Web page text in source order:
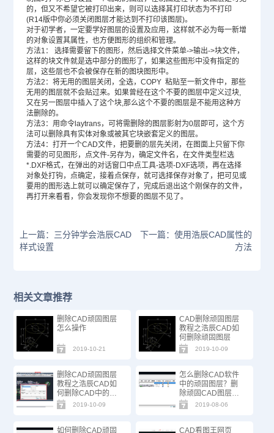
的，但又不希望它被打印出来，则可以选择其打印状态为不打印
(R14版中你必须关闭图层才能达到不打印该图层)。
对于初学者，一定要学好图层的设置及应用，这样就不必为每一新增
的对象设置其属性，也方便图形的组织和管理。
方法1： 选择需要留下的图形，然后选择文件菜单->输出->块文件，
这样的块文件就是选中部分的图形了，如果这些图形中没有指定的
层，这些层也不会被保存在新的图块图形中。
方法2：将无用的图层关闭，全选，COPY 粘贴至一新文件中，那些
无用的图层就不会贴过来。如果曾经在这个不要的图层中定义过块,
又在另一图层中插入了这个块,那么这个不要的图层是不能用这种方
法删除的。
方法3：用命令laytrans，可将需删除的图层影射为0层即可，这个方
法可以删除具有实体对象或被其它块嵌套定义的图层。
方法4：打开一个CAD文件，把要删的层先关闭，在图面上只留下你
需要的可见图形，点文件-另存为，确定文件名，在文件类型栏选
*.DXF格式，在弹出的对话窗口中点工具-选项-DXF选项，再在选择
对象处打钩，点确定，接着点保存，就可选择保存对象了，把可见或
要用的图形选上就可以确定保存了，完成后退出这个刚保存的文件，
再打开来看看，你会发现你不想要的图层不见了。
上一篇：三分钟学会浩辰CAD
样式设置
下一篇：使用浩辰CAD属性的
方法
相关文章推荐
删除CAD顽固图层
怎么操作
2019-10-21
CAD删除顽固图层
教程之浩辰CAD如
何删除顽固图层
2019-10-09
删除CAD顽固图层
教程之浩辰CAD如
何删除CAD中的顽
固图层2019-10-09
怎么删除CAD软件
中的顽固图层？删
除顽固CAD图层教
程
2019-08-06
如何删除CAD顽固 CAD看图王网页